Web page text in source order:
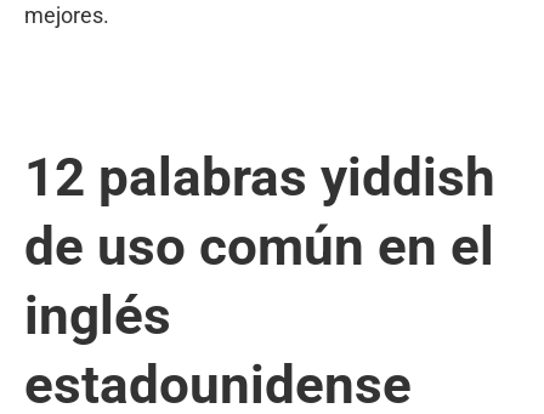
mejores.
12 palabras yiddish
de uso común en el
inglés
estadounidense